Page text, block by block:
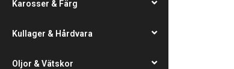
Karosser & Färg
Kullager & Hårdvara
Oljor & Vätskor